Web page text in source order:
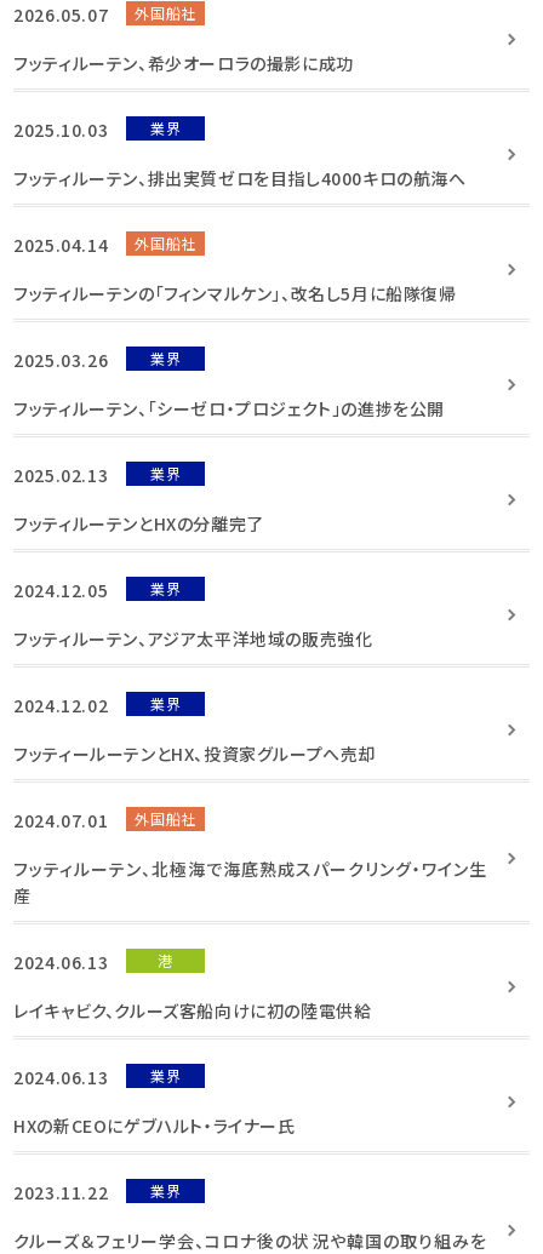
2026.05.07 外国船社
フッティルーテン、希少オーロラの撮影に成功
2025.10.03 業界
フッティルーテン、排出実質ゼロを目指し4000キロの航海へ
2025.04.14 外国船社
フッティルーテンの「フィンマルケン」、改名し5月に船隊復帰
2025.03.26 業界
フッティルーテン、「シーゼロ・プロジェクト」の進捗を公開
2025.02.13 業界
フッティルーテンとHXの分離完了
2024.12.05 業界
フッティルーテン、アジア太平洋地域の販売強化
2024.12.02 業界
フッティールーテンとHX、投資家グループへ売却
2024.07.01 外国船社
フッティルーテン、北極海で海底熟成スパークリング・ワイン生
産
2024.06.13 港
レイキャビク、クルーズ客船向けに初の陸電供給
2024.06.13 業界
HXの新CEOにゲブハルト・ライナー氏
2023.11.22 業界
クルーズ＆フェリー学会、コロナ後の状況や韓国の取り組みを